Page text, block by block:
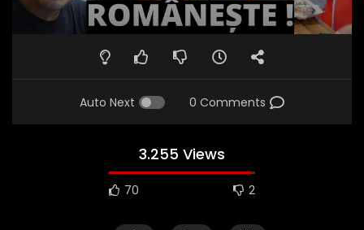
Auto Next 0 Comments
3.255 Views
70 2